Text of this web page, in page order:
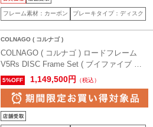
フレーム素材：カーボン ブレーキタイプ：ディスク
COLNAGO ( コルナゴ )
COLNAGO ( コルナゴ ) ロードフレーム
V5Rs DISC Frame Set ( ブイファイブ ア
ールエス フレームセット ) VRWC 485S
(身長目安165cm前後)
5%OFF 1,149,500円 （税込）